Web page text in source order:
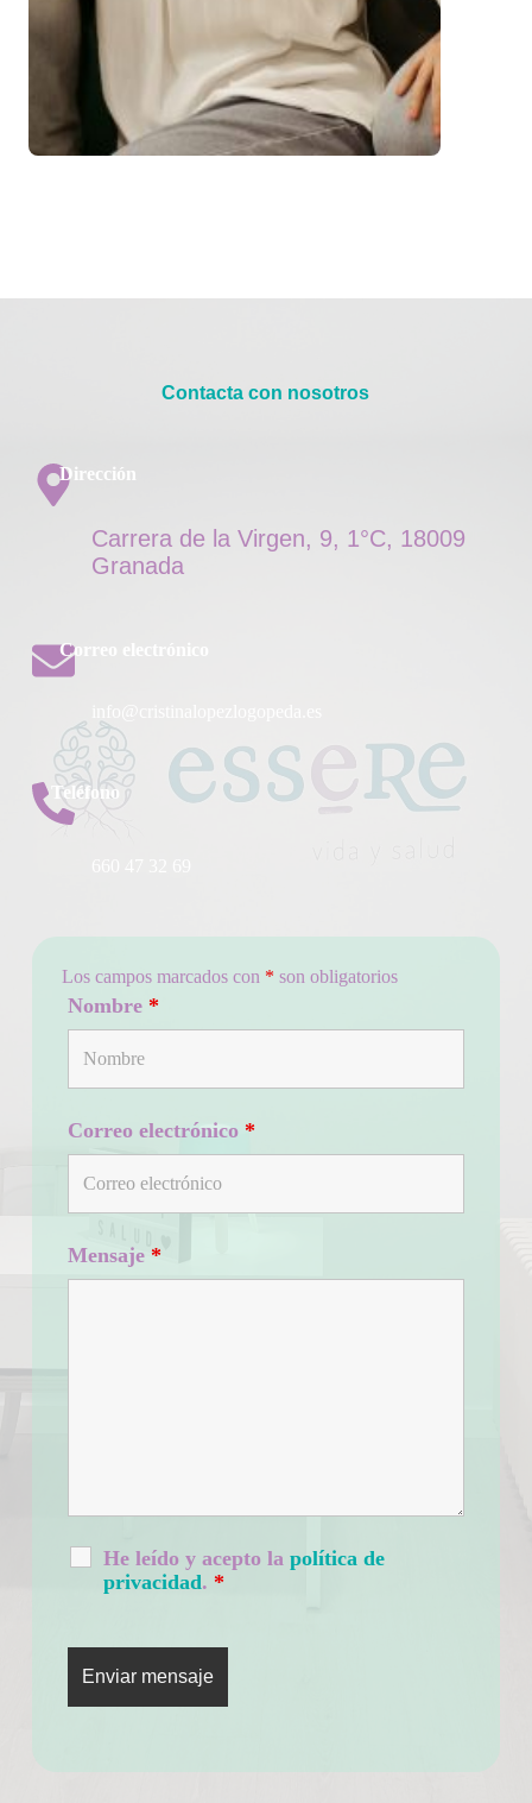
Contacta con nosotros
Dirección
Carrera de la Virgen, 9, 1°C, 18009
Granada
Correo electrónico
Teléfono
Los campos marcados con * son obligatorios
Nombre *
Correo electrónico *
Mensaje *
He leído y acepto la política de
privacidad. *